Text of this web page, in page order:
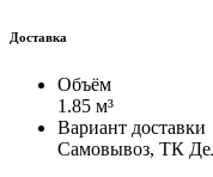
Доставка
Объём
1.85 м³
Вариант доставки
Самовывоз, ТК